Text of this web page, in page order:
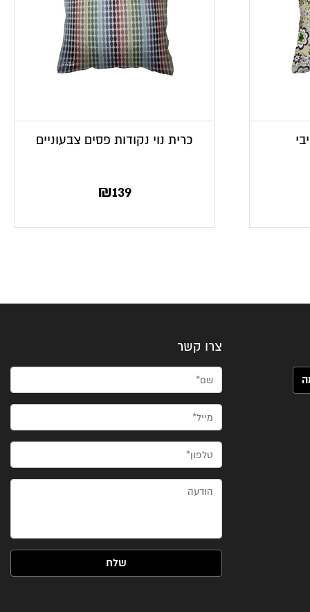
כרית נוי נקודות פסים צבעוניים
₪139
צרו קשר
שם*
מייל*
טלפון*
הודעה